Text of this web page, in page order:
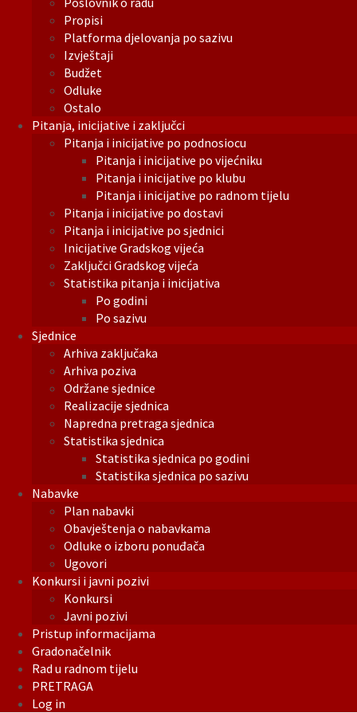
Propisi
Platforma djelovanja po sazivu
Izvještaji
Budžet
Odluke
Ostalo
Pitanja, inicijative i zaključci
Pitanja i inicijative po podnosiocu
Pitanja i inicijative po vijećniku
Pitanja i inicijative po klubu
Pitanja i inicijative po radnom tijelu
Pitanja i inicijative po dostavi
Pitanja i inicijative po sjednici
Inicijative Gradskog vijeća
Zaključci Gradskog vijeća
Statistika pitanja i inicijativa
Po godini
Po sazivu
Sjednice
Arhiva zaključaka
Arhiva poziva
Održane sjednice
Realizacije sjednica
Napredna pretraga sjednica
Statistika sjednica
Statistika sjednica po godini
Statistika sjednica po sazivu
Nabavke
Plan nabavki
Obavještenja o nabavkama
Odluke o izboru ponuđača
Ugovori
Konkursi i javni pozivi
Konkursi
Javni pozivi
Pristup informacijama
Gradonačelnik
Rad u radnom tijelu
PRETRAGA
Log in